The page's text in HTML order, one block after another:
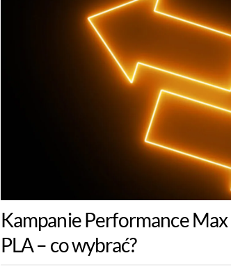
Kampanie Performance
PLA – co wybrać?